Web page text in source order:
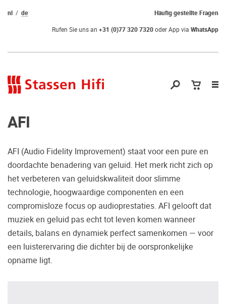
Qual der Wahl?
Warum kommen Sie nicht vorbei und
hören erstmal Probe? Dadurch stellen
Sie sicher, dass Sie die richtige Wahl
treffen.
Oft werden Produkte auf Empfehlung
Dritter oder z.B. aufgrund einer Rezension
Häufig gestellte Fragen
nl de
Rufen Sie uns an +31 (0)77 320 7320oder App via WhatsApp
AFI
AFI (Audio Fidelity Improvement) staat voor een pure en
doordachte benadering van geluid. Het merk richt zich op
het verbeteren van geluidskwaliteit door slimme
technologie, hoogwaardige componenten en een
compromisloze focus op audioprestaties. AFI gelooft dat
muziek en geluid pas echt tot leven komen wanneer
details, balans en dynamiek perfect samenkomen — voor
een luisterervaring die dichter bij de oorspronkelijke
opname ligt.